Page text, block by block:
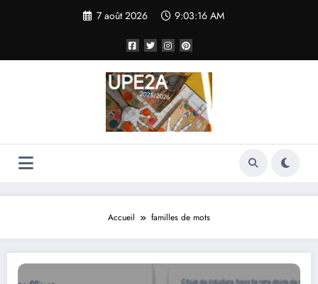
7 août 2026 9:03:16 AM
Accueil familles de mots